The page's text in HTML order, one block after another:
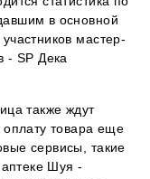
в основной
мастер-
- SP Дека
также ждут
товара еще
сервисы, такие
аптеке Шуя -